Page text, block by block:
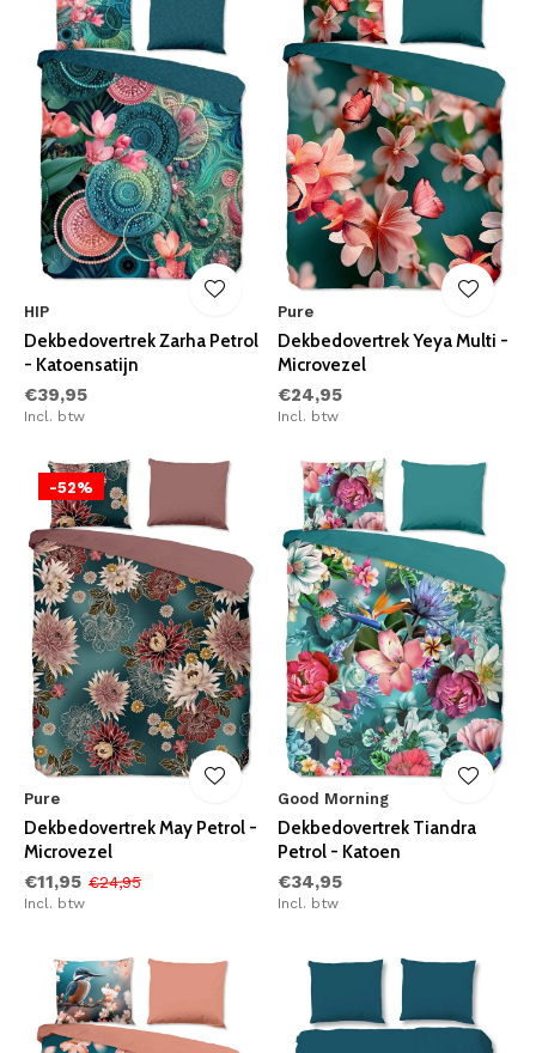
HIP
Dekbedovertrek Zarha Petrol
- Katoensatijn
€39,95
Incl. btw
Pure
Dekbedovertrek Yeya Multi -
Microvezel
€24,95
Incl. btw
-52%
Pure
Dekbedovertrek May Petrol -
Microvezel
€11,95 €24,95
Incl. btw
Good Morning
Dekbedovertrek Tiandra
Petrol - Katoen
€34,95
Incl. btw